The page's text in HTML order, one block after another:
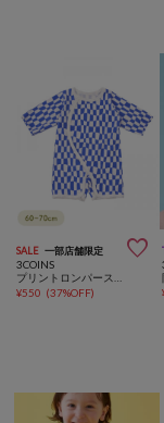
SALE 一部店舗限定 
3COINS
¥550 (37%OFF)